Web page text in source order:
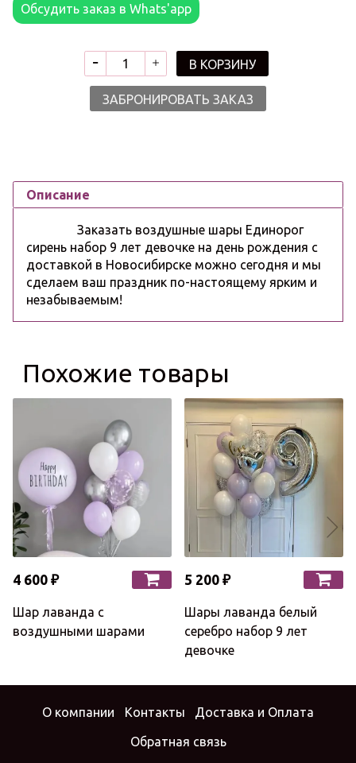
Обсудить заказ в Whats'app
В КОРЗИНУ
ЗАБРОНИРОВАТЬ ЗАКАЗ
Описание
Заказать воздушные шары Единорог
сирень набор 9 лет девочке на день рождения с
доставкой в Новосибирске можно сегодня и мы
сделаем ваш праздник по-настоящему ярким и
незабываемым!
Похожие товары
4 600 ₽
Шар лаванда с
воздушными шарами
5 200 ₽
Шары лаванда белый
серебро набор 9 лет
девочке
О компании Контакты Доставка и Оплата
Обратная связь